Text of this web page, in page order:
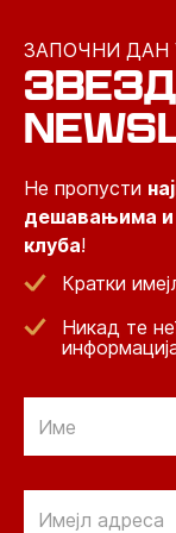
ЗАПОЧНИ ДАН
Не пропусти
дешавањима и
клуба!
Кратки
Никад те